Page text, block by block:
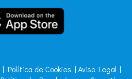
| Política de Cookies | Aviso Legal |